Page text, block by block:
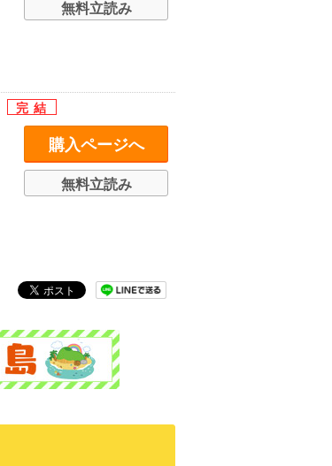
無料立読み
購入ページへ
無料立読み